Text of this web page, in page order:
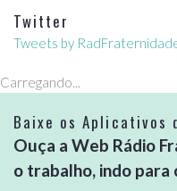
Twitter
Tweets by
Carregando...
Baixe os Aplicativos
Ouça a Web Rádio
o trabalho, indo para